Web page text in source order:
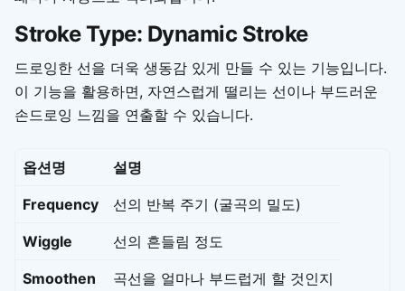
Stroke Type: Dynamic Stroke
드로잉한 선을 더욱 생동감 있게 만들 수 있는 기능입니다.
이 기능을 활용하면, 자연스럽게 떨리는 선이나 부드러운
손드로잉 느낌을 연출할 수 있습니다.
옵션명 설명
Frequency 선의 반복 주기 (굴곡의 밀도)
Wiggle 선의 흔들림 정도
Smoothen 곡선을 얼마나 부드럽게 할 것인지